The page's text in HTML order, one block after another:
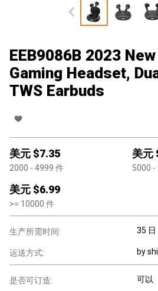
EEB9086B 2023
Gaming Headset,
TWS Earbuds
美元 $7.35
2000 - 4999 件
美元
5000 -
美元 $6.99
>= 10000 件
生产所需时间: 35 日
运送方式: by
是否可订造: 可以